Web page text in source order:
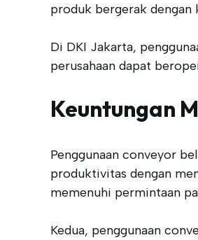
produk bergerak dengan
Di DKI Jakarta,
perusahaan dapat
Keuntungan
Penggunaan conveyor
produktivitas dengan
memenuhi permintaan
Kedua, penggunaan